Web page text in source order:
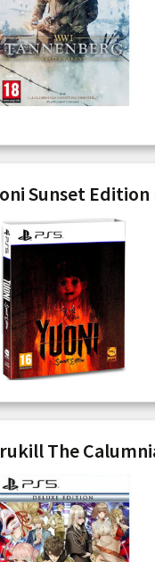
Sunset
The